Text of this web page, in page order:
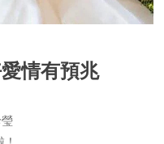
情有預兆